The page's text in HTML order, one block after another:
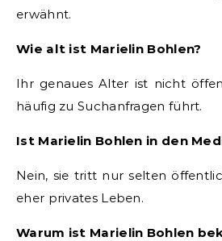
erwähnt.
Wie alt ist Marielin Bohlen?
Ihr genaues Alter ist nicht
häufig zu Suchanfragen führt.
Ist Marielin Bohlen in den
Nein, sie tritt nur selten
eher privates Leben.
Warum ist Marielin Bohlen